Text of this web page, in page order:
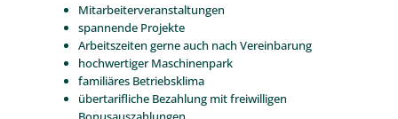
Mitarbeiterveranstaltungen
spannende Projekte
Arbeitszeiten gerne auch nach Vereinbarung
hochwertiger Maschinenpark
familiäres Betriebsklima
übertarifliche Bezahlung mit freiwilligen